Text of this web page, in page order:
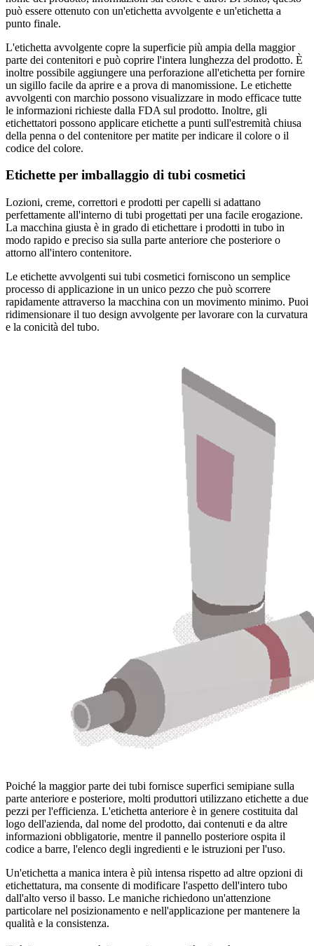
può essere ottenuto con un'etichetta avvolgente e un'etichetta a
punto finale.
L'etichetta avvolgente copre la superficie più ampia della maggior
parte dei contenitori e può coprire l'intera lunghezza del prodotto. È
inoltre possibile aggiungere una perforazione all'etichetta per fornire
un sigillo facile da aprire e a prova di manomissione. Le etichette
avvolgenti con marchio possono visualizzare in modo efficace tutte
le informazioni richieste dalla FDA sul prodotto. Inoltre, gli
etichettatori possono applicare etichette a punti sull'estremità chiusa
della penna o del contenitore per matite per indicare il colore o il
codice del colore.
Etichette per imballaggio di tubi cosmetici
Lozioni, creme, correttori e prodotti per capelli si adattano
perfettamente all'interno di tubi progettati per una facile erogazione.
La macchina giusta è in grado di etichettare i prodotti in tubo in
modo rapido e preciso sia sulla parte anteriore che posteriore o
attorno all'intero contenitore.
Le etichette avvolgenti sui tubi cosmetici forniscono un semplice
processo di applicazione in un unico pezzo che può scorrere
rapidamente attraverso la macchina con un movimento minimo. Puoi
ridimensionare il tuo design avvolgente per lavorare con la curvatura
e la conicità del tubo.
Poiché la maggior parte dei tubi fornisce superfici semipiane sulla
parte anteriore e posteriore, molti produttori utilizzano etichette a due
pezzi per l'efficienza. L'etichetta anteriore è in genere costituita dal
logo dell'azienda, dal nome del prodotto, dai contenuti e da altre
informazioni obbligatorie, mentre il pannello posteriore ospita il
codice a barre, l'elenco degli ingredienti e le istruzioni per l'uso.
Un'etichetta a manica intera è più intensa rispetto ad altre opzioni di
etichettatura, ma consente di modificare l'aspetto dell'intero tubo
dall'alto verso il basso. Le maniche richiedono un'attenzione
particolare nel posizionamento e nell'applicazione per mantenere la
qualità e la consistenza.